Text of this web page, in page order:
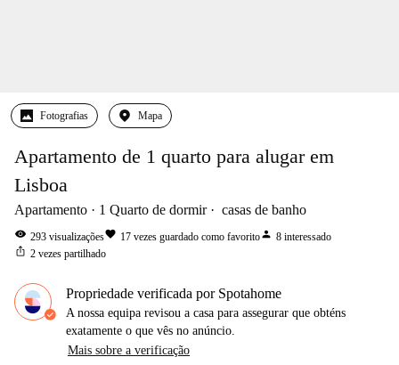
Fotografias Mapa
Apartamento de 1 quarto para alugar em
Lisboa
Apartamento 1 Quarto de dormir casas de banho
visibility 293 visualizaçõesfavorite 17 vezes guardado como favoritoperson 8 interessado
ios_share 2 vezes partilhado
Propriedade verificada por Spotahome
A nossa equipa revisou a casa para assegurar que obténs
exatamente o que vês no anúncio.
Mais sobre a verificação